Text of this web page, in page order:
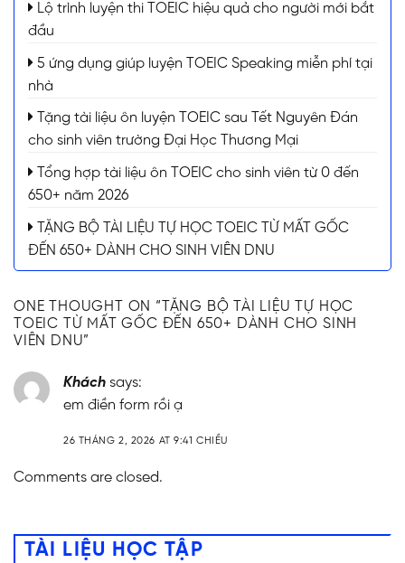
Lộ trình luyện thi TOEIC hiệu quả cho người mới bắt
đầu
5 ứng dụng giúp luyện TOEIC Speaking miễn phí tại
nhà
Tặng tài liệu ôn luyện TOEIC sau Tết Nguyên Đán
cho sinh viên trường Đại Học Thương Mại
Tổng hợp tài liệu ôn TOEIC cho sinh viên từ 0 đến
650+ năm 2026
TẶNG BỘ TÀI LIỆU TỰ HỌC TOEIC TỪ MẤT GỐC
ĐẾN 650+ DÀNH CHO SINH VIÊN DNU
ONE THOUGHT ON “
TẶNG BỘ TÀI LIỆU TỰ HỌC
TOEIC TỪ MẤT GỐC ĐẾN 650+ DÀNH CHO SINH
VIÊN DNU”
Khách says:
em điền form rồi ạ
26 THÁNG 2, 2026 AT 9:41 CHIỀU
Comments are closed.
TÀI LIỆU HỌC TẬP